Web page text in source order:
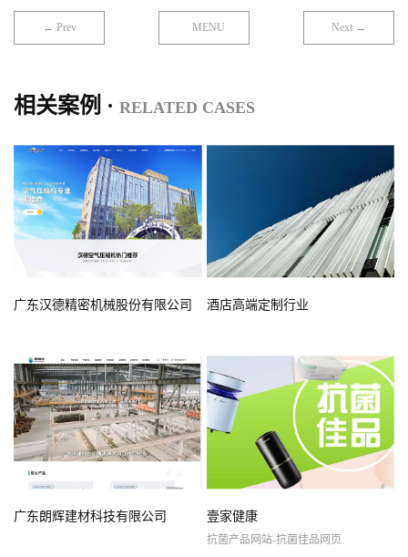
← Prev MENU Next →
相关案例 · RELATED CASES
广东汉德精密机械股份有限公司 酒店高端定制行业
广东朗辉建材科技有限公司 壹家健康
抗菌产品网站-抗菌佳品网页